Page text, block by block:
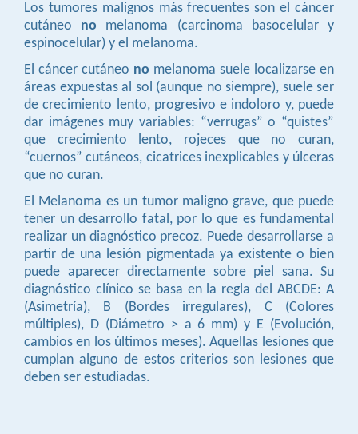
Los tumores malignos más frecuentes son el cáncer
cutáneo no melanoma (carcinoma basocelular y
espinocelular) y el melanoma.
El cáncer cutáneo no melanoma suele localizarse en
áreas expuestas al sol (aunque no siempre), suele ser
de crecimiento lento, progresivo e indoloro y, puede
dar imágenes muy variables: “verrugas” o “quistes”
que crecimiento lento, rojeces que no curan,
“cuernos” cutáneos, cicatrices inexplicables y úlceras
que no curan.
El Melanoma es un tumor maligno grave, que puede
tener un desarrollo fatal, por lo que es fundamental
realizar un diagnóstico precoz. Puede desarrollarse a
partir de una lesión pigmentada ya existente o bien
puede aparecer directamente sobre piel sana. Su
diagnóstico clínico se basa en la regla del ABCDE: A
(Asimetría), B (Bordes irregulares), C (Colores
múltiples), D (Diámetro > a 6 mm) y E (Evolución,
cambios en los últimos meses). Aquellas lesiones que
cumplan alguno de estos criterios son lesiones que
deben ser estudiadas.